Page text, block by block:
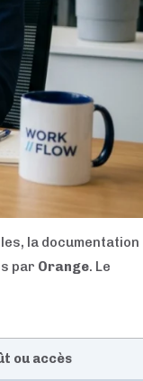
la documentation
par Orange. Le
ou accès